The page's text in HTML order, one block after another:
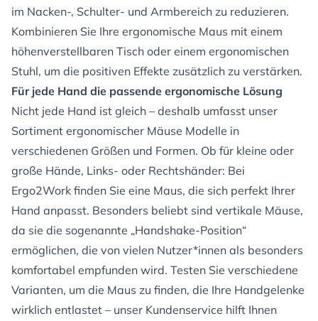
im Nacken-, Schulter- und Armbereich zu reduzieren.
Kombinieren Sie Ihre ergonomische Maus mit einem
höhenverstellbaren Tisch oder einem ergonomischen
Stuhl, um die positiven Effekte zusätzlich zu verstärken.
Für jede Hand die passende ergonomische Lösung
Nicht jede Hand ist gleich – deshalb umfasst unser
Sortiment ergonomischer Mäuse Modelle in
verschiedenen Größen und Formen. Ob für kleine oder
große Hände, Links- oder Rechtshänder: Bei
Ergo2Work finden Sie eine Maus, die sich perfekt Ihrer
Hand anpasst. Besonders beliebt sind vertikale Mäuse,
da sie die sogenannte „Handshake-Position“
ermöglichen, die von vielen Nutzer*innen als besonders
komfortabel empfunden wird. Testen Sie verschiedene
Varianten, um die Maus zu finden, die Ihre Handgelenke
wirklich entlastet – unser Kundenservice hilft Ihnen